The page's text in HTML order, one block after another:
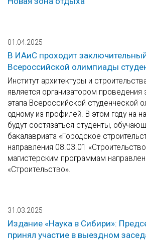
01.04.2025
В ИАиС проходит
Всероссийской олимпиады
Институт архитектуры и
является организатором проведения
этапа Всероссийской студенческой
одному из профилей. В этом году на
будут состязаться студенты,
бакалавриата «Городское
направления 08.03.01
магистерским программам
«Строительство».
31.03.2025
Издание «Наука в Сибири»:
принял участие в выездном